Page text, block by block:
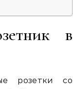
в
розетки со